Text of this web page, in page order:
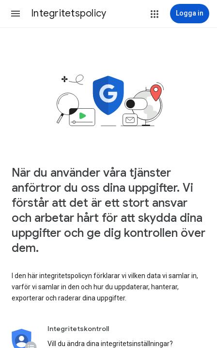
Integritetspolicy Logga in
När du använder våra tjänster
anförtror du oss dina uppgifter. Vi
förstår att det är ett stort ansvar
och arbetar hårt för att skydda dina
uppgifter och ge dig kontrollen över
dem.
I den här integritetspolicyn förklarar vi vilken data vi samlar in,
varför vi samlar in den och hur du uppdaterar, hanterar,
exporterar och raderar dina uppgifter.
Integritetskontroll
Vill du ändra dina integritetsinställningar?